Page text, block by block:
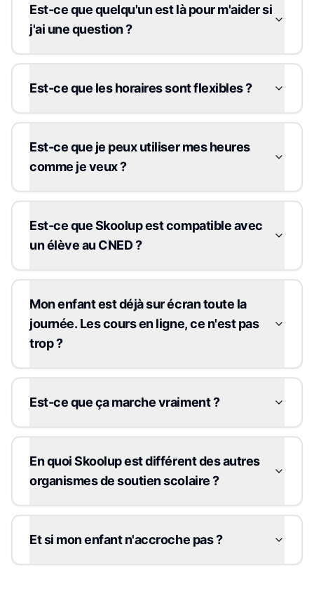
Est-ce que quelqu'un est là pour m'aider si
j'ai une question ?
Est-ce que les horaires sont flexibles ?
Est-ce que je peux utiliser mes heures
comme je veux ?
Est-ce que Skoolup est compatible avec
un élève au CNED ?
Mon enfant est déjà sur écran toute la
journée. Les cours en ligne, ce n'est pas
trop ?
Est-ce que ça marche vraiment ?
En quoi Skoolup est différent des autres
organismes de soutien scolaire ?
Et si mon enfant n'accroche pas ?